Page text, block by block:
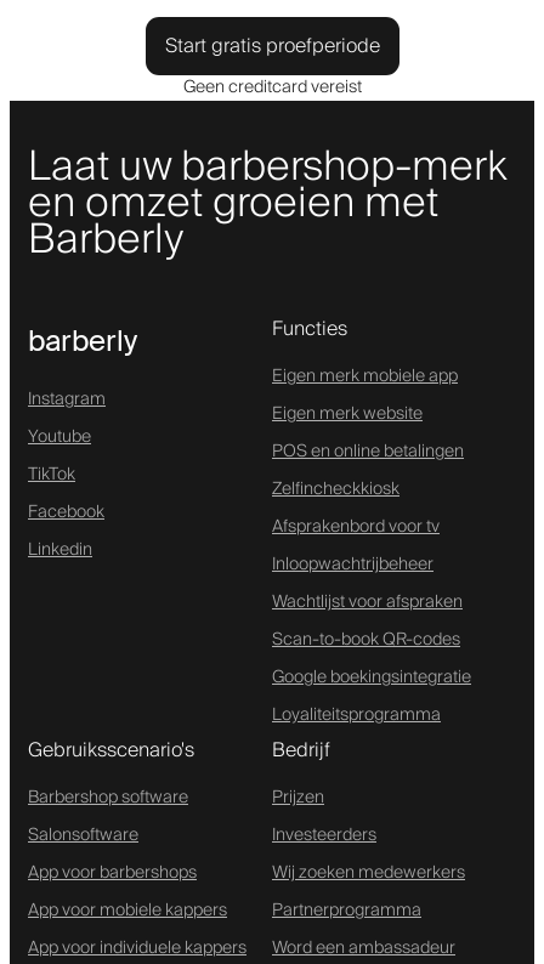
Start gratis proefperiode
Geen creditcard vereist
Laat uw barbershop-merk
en omzet groeien met
Barberly
barberly
Instagram
Youtube
TikTok
Facebook
Linkedin
Functies
Eigen merk mobiele app
Eigen merk website
POS en online betalingen
Zelfincheckkiosk
Afsprakenbord voor tv
Inloopwachtrijbeheer
Wachtlijst voor afspraken
Scan-to-book QR-codes
Google boekingsintegratie
Loyaliteitsprogramma
Gebruiksscenario's
Barbershop software
Salonsoftware
App voor barbershops
App voor mobiele kappers
App voor individuele kappers
Bedrijf
Prijzen
Investeerders
Wij zoeken medewerkers
Partnerprogramma
Word een ambassadeur